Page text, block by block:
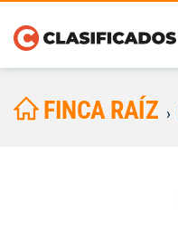
FINCA RAÍZ